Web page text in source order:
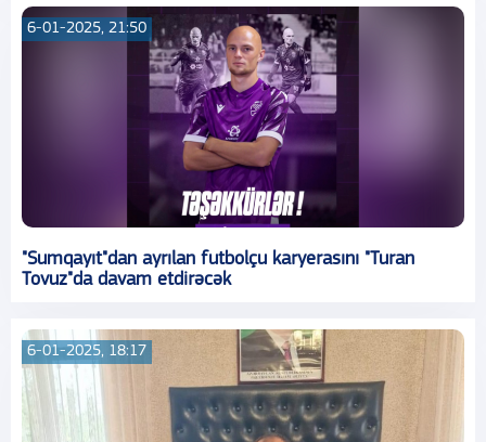
6-01-2025, 21:50
"Sumqayıt"dan ayrılan futbolçu karyerasını "Turan
Tovuz"da davam etdirəcək
6-01-2025, 18:17